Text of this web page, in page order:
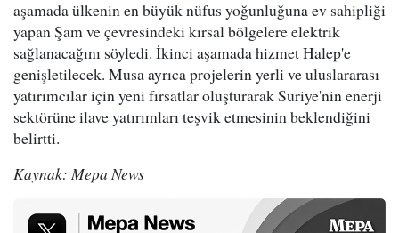
aşamada ülkenin en büyük nüfus yoğunluğuna ev sahipliği
yapan Şam ve çevresindeki kırsal bölgelere elektrik
sağlanacağını söyledi. İkinci aşamada hizmet Halep'e
genişletilecek. Musa ayrıca projelerin yerli ve uluslararası
yatırımcılar için yeni fırsatlar oluşturarak Suriye'nin enerji
sektörüne ilave yatırımları teşvik etmesinin beklendiğini
belirtti.
Kaynak: Mepa News